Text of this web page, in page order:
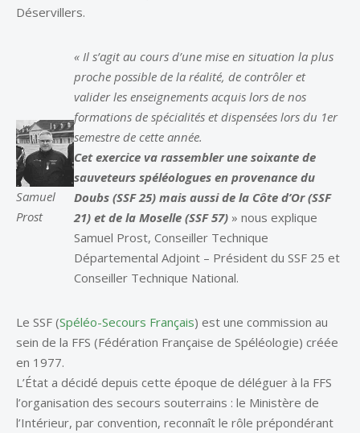
Déservillers.
Samuel
Prost
« Il s’agit au cours d’une mise en situation la plus
proche possible de la réalité, de contrôler et
valider les enseignements acquis lors de nos
formations de spécialités et dispensées lors du 1er
semestre de cette année.
Cet exercice va rassembler une soixante de
sauveteurs spéléologues en provenance du
Doubs (SSF 25) mais aussi de la Côte d’Or (SSF
21) et de la Moselle (SSF 57)» nous explique
Samuel Prost, Conseiller Technique
Départemental Adjoint – Président du SSF 25 et
Conseiller Technique National.
Le SSF (Spéléo-Secours Français) est une commission au
sein de la FFS (Fédération Française de Spéléologie) créée
en 1977.
L’État a décidé depuis cette époque de déléguer à la FFS
l’organisation des secours souterrains : le Ministère de
l’Intérieur, par convention, reconnaît le rôle prépondérant